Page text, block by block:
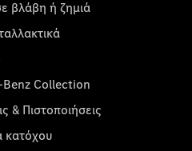
βλάβη ή ζημιά
Benz Collection
& Πιστοποιήσεις
κατόχου